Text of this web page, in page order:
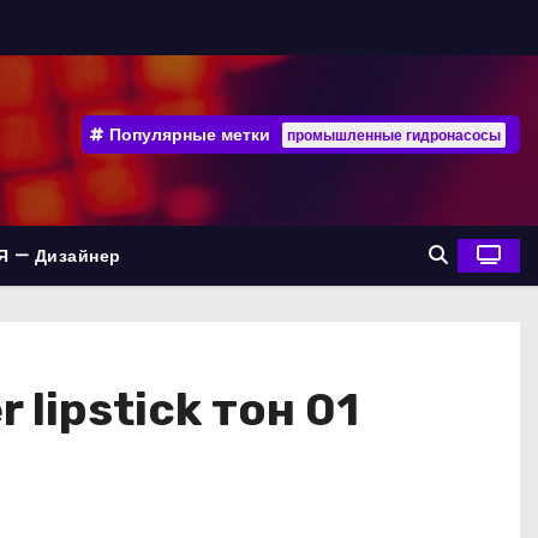
Популярные метки промышленные гидронасосы
— Дизайнер
lipstick тон 01